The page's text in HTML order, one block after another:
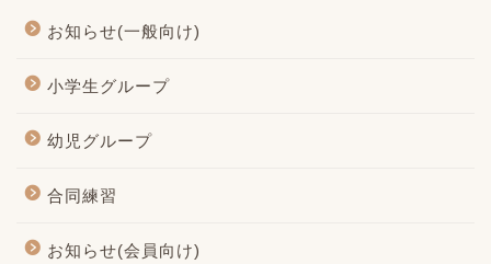
お知らせ(一般向け)
小学生グループ
幼児グループ
合同練習
お知らせ(会員向け)